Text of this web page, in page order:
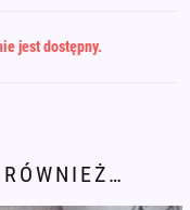
jest dostępny.